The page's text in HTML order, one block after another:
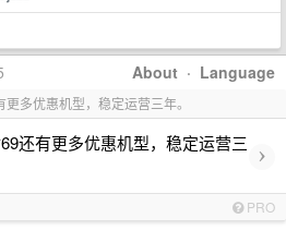
About · Language
多优惠机型，稳定运营三年。
还有更多优惠机型，稳定运营三 ›
PRO